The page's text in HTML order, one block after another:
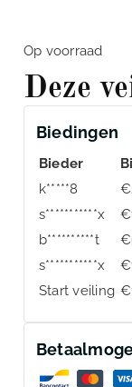
Op voorraad
Deze
Biedingen
Bieder
k*****8
€
s***********x
€
b**********t
€
s***********x
€
Start veiling €